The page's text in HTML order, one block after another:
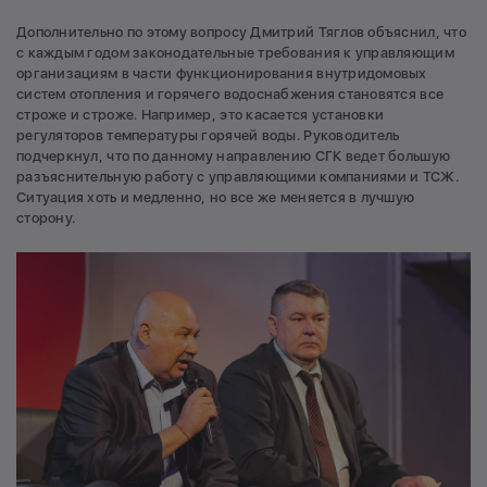
Дополнительно по этому вопросу Дмитрий Тяглов объяснил, что
с каждым годом законодательные требования к управляющим
организациям в части функционирования внутридомовых
систем отопления и горячего водоснабжения становятся все
строже и строже. Например, это касается установки
регуляторов температуры горячей воды. Руководитель
подчеркнул, что по данному направлению СГК ведет большую
разъяснительную работу с управляющими компаниями и ТСЖ.
Ситуация хоть и медленно, но все же меняется в лучшую
сторону.